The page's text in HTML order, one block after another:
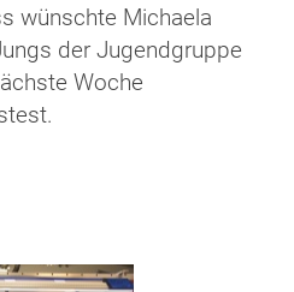
wünschte Michaela
der Jugendgruppe
Woche